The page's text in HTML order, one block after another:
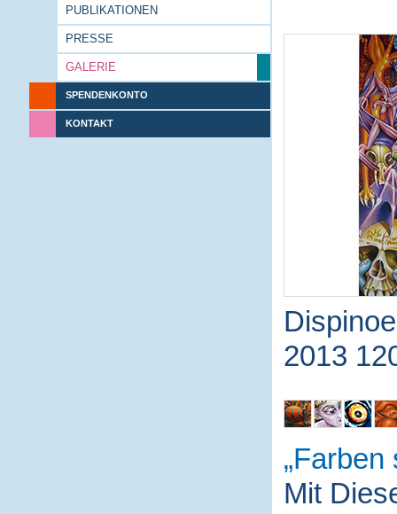
PUBLIKATIONEN
PRESSE
GALERIE
SPENDENKONTO
KONTAKT
Dispinoe
2013
Farben
Mit